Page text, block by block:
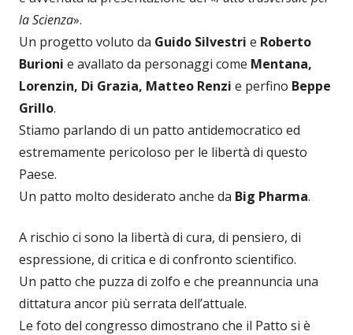
la Scienza».
Un progetto voluto da Guido Silvestri e Roberto
Burioni e avallato da personaggi come Mentana,
Lorenzin, Di Grazia, Matteo Renzi e perfino Beppe
Grillo.
Stiamo parlando di un patto antidemocratico ed
estremamente pericoloso per le libertà di questo
Paese.
Un patto molto desiderato anche da Big Pharma.
A rischio ci sono la libertà di cura, di pensiero, di
espressione, di critica e di confronto scientifico.
Un patto che puzza di zolfo e che preannuncia una
dittatura ancor più serrata dell’attuale.
Le foto del congresso dimostrano che il Patto si è